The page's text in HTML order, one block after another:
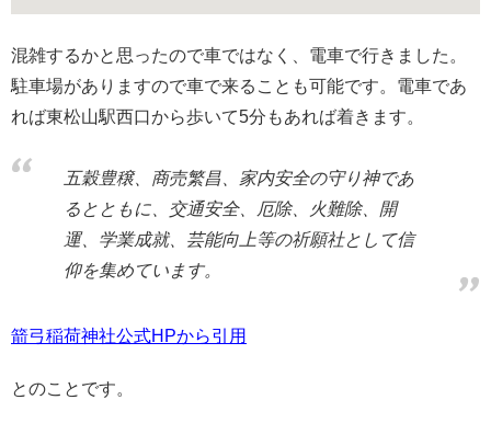
混雑するかと思ったので車ではなく、電車で行きました。
駐車場がありますので車で来ることも可能です。電車であ
れば東松山駅西口から歩いて5分もあれば着きます。
五穀豊穣、商売繁昌、家内安全の守り神であ
るとともに、交通安全、厄除、火難除、開
運、学業成就、芸能向上等の祈願社として信
仰を集めています。
箭弓稲荷神社公式HPから引用
とのことです。